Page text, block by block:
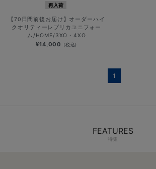
再入荷
【70日間前後お届け】オーダーハイ
クオリティーレプリカユニフォー
ム/HOME/3XO・4XO
¥14,000 (税込)
1
FEATURES
特集